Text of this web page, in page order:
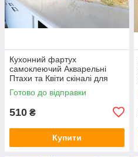
Кухонний фартух
самоклеючий Акварельні
Птахи та Квіти скіналі для
кухні наклейка ПВХ бежевий
600х2000 мм
Готово до відправки
510 ₴
Купити